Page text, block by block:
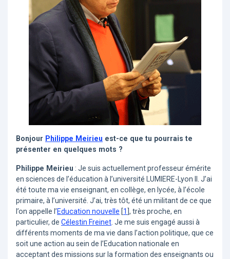
Bonjour Philippe Meirieu est-ce que tu pourrais te
présenter en quelques mots ?
Philippe Meirieu : Je suis actuellement professeur émérite
en sciences de l’éducation à l’université LUMIERE-Lyon II. J’ai
été toute ma vie enseignant, en collège, en lycée, à l’école
primaire, à l’université. J’ai, très tôt, été un militant de ce que
l’on appelle l’Education nouvelle [1 , très proche, en
particulier, de Célestin Freinet . Je me suis engagé aussi à
différents moments de ma vie dans l’action politique, que ce
soit une action au sein de l’Education nationale en
acceptant des missions sur la formation des enseignants ou